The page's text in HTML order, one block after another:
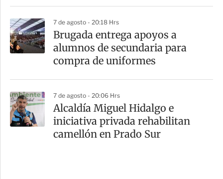
7 de agosto - 20:18 Hrs
Brugada entrega apoyos a
alumnos de secundaria para
compra de uniformes
7 de agosto - 20:06 Hrs
Alcaldía Miguel Hidalgo e
iniciativa privada rehabilitan
camellón en Prado Sur